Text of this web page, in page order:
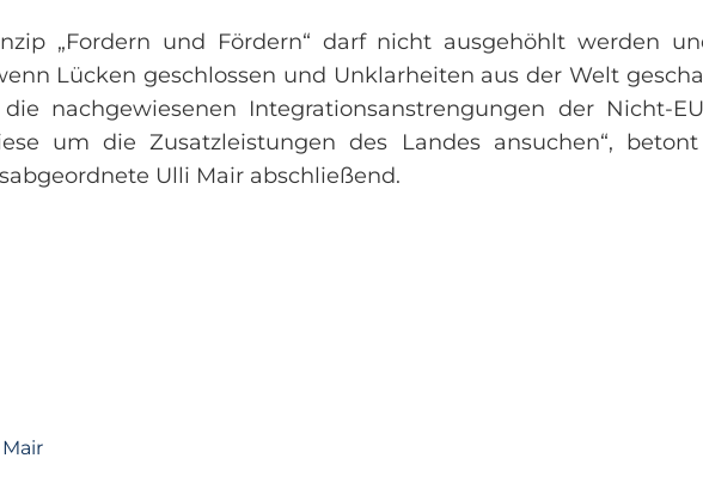
„Fordern und Fördern“ darf nicht ausgehöhlt werden
Lücken geschlossen und Unklarheiten aus der Welt
nachgewiesenen Integrationsanstrengungen der Nicht-
um die Zusatzleistungen des Landes ansuchen“,
Ulli Mair abschließend.